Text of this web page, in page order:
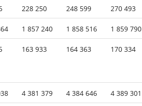
228 250 248 599 270 493
1 857 240 1 858 516 1 859 790
163 933 164 363 170 334
4 381 379 4 384 646 4 389 301